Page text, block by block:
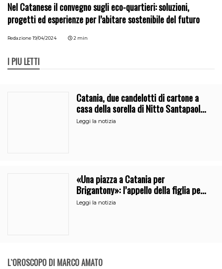
Nel Catanese il convegno sugli eco-quartieri: soluzioni,
progetti ed esperienze per l’abitare sostenibile del futuro
Redazione 19/04/2024 2 min
I PIÙ LETTI
Catania, due candelotti di cartone a
casa della sorella di Nitto Santapaola.
Le indagini
Leggi la notizia
«Una piazza a Catania per
Brigantony»: l’appello della figlia per
la memoria del cantante popolare
Leggi la notizia
L`OROSCOPO DI MARCO AMATO